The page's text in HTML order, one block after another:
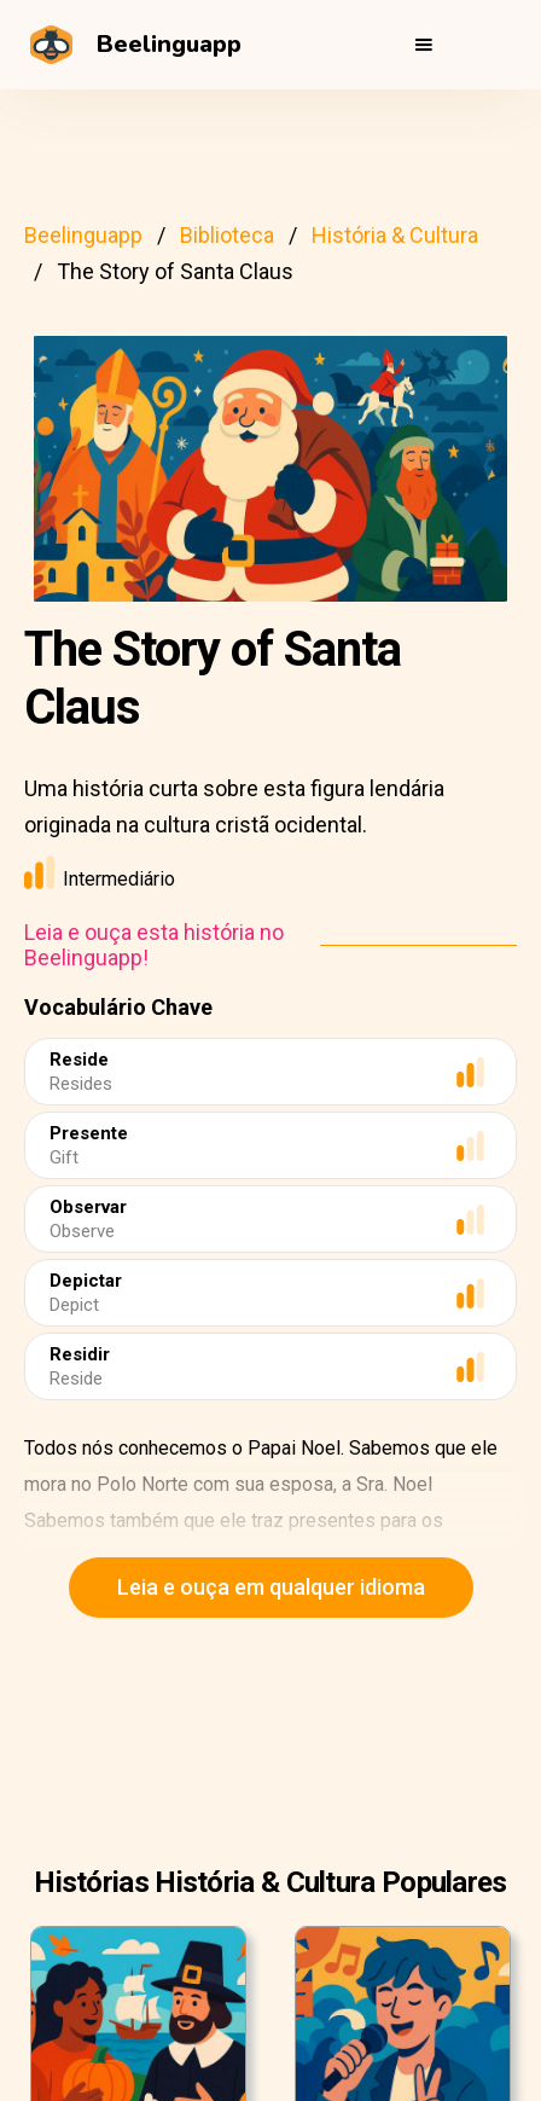
Beelinguapp
Beelinguapp Biblioteca
História & Cultura
The Story of Santa Claus
Vocabulário Chave
Reside
Resides
Presente
Gift
Observar
Observe
Depictar
Depict
Residir
Reside
The Story of Santa
Claus
Uma história curta sobre esta figura lendária
originada na cultura cristã ocidental.
Intermediário
Leia e ouça esta história no
Beelinguapp!
Todos nós conhecemos o Papai Noel. Sabemos que ele
mora no Polo Norte com sua esposa, a Sra. Noel
Sabemos também que ele traz presentes para os
pequenos, para as crianças boazinhas do mundo inteiro no
Natal. Mas, qual é a história por trás desse homem grande
Leia e ouça em qualquer idioma
Histórias História & Cultura Populares